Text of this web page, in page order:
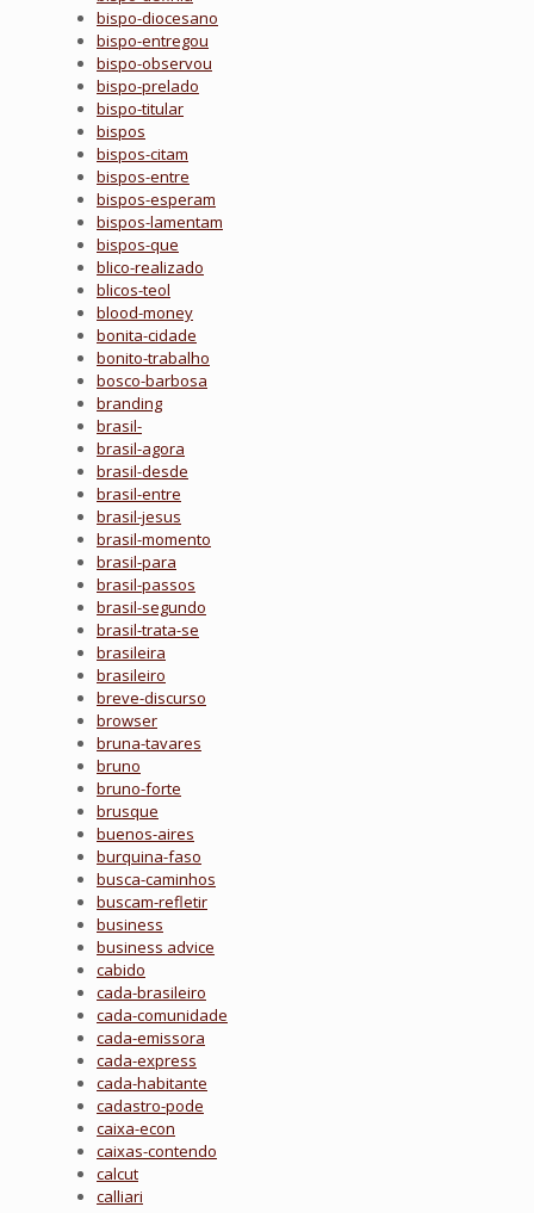
bispo-diocesano
bispo-entregou
bispo-observou
bispo-prelado
bispo-titular
bispos
bispos-citam
bispos-entre
bispos-esperam
bispos-lamentam
bispos-que
blico-realizado
blicos-teol
blood-money
bonita-cidade
bonito-trabalho
bosco-barbosa
branding
brasil-
brasil-agora
brasil-desde
brasil-entre
brasil-jesus
brasil-momento
brasil-para
brasil-passos
brasil-segundo
brasil-trata-se
brasileira
brasileiro
breve-discurso
browser
bruna-tavares
bruno
bruno-forte
brusque
buenos-aires
burquina-faso
busca-caminhos
buscam-refletir
business
business advice
cabido
cada-brasileiro
cada-comunidade
cada-emissora
cada-express
cada-habitante
cadastro-pode
caixa-econ
caixas-contendo
calcut
calliari